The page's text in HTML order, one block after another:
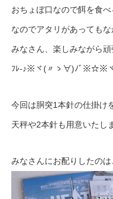
おちょぼ口なので餌を食べ
なのでアタリがあっても
みなさん、楽しみながら
ﾌﾚ-♪※ヾ(〃ゝ∀)ﾉﾞ※☆※
今回は胴突1本針の仕掛け
天秤や2本針も用意いたし
みなさんにお配りしたのは